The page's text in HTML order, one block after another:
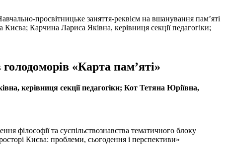
просвітницьке заняття-реквієм на вшанування пам’яті
Карчина Лариса Яківна, керівниця секції педагогіки;
«Карта пам’яті»
керівниця секції педагогіки; Кот Тетяна Юріївна,
філософії та суспільствознавства тематичного блоку
Києва: проблеми, сьогодення і перспективи»